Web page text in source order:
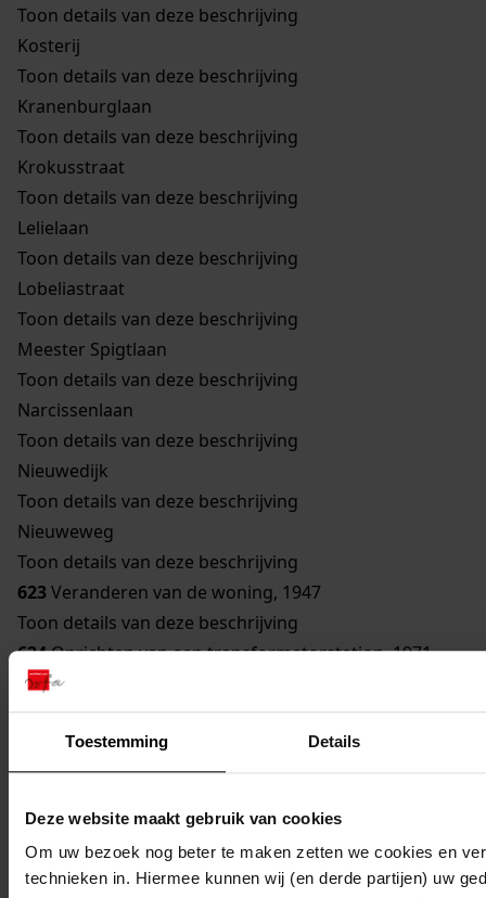
Toestemming Details
Deze website maakt gebruik van cookies
Om uw bezoek nog beter te maken zetten we cookies en
technieken in. Hiermee kunnen wij (en derde partijen) uw
Toon details van deze beschrijving
Kosterij
Toon details van deze beschrijving
Kranenburglaan
Toon details van deze beschrijving
Krokusstraat
Toon details van deze beschrijving
Lelielaan
Toon details van deze beschrijving
Lobeliastraat
Toon details van deze beschrijving
Meester Spigtlaan
Toon details van deze beschrijving
Narcissenlaan
Toon details van deze beschrijving
Nieuwedijk
Toon details van deze beschrijving
Nieuweweg
Toon details van deze beschrijving
623Veranderen van de woning, 1947
Toon details van deze beschrijving
624Oprichten van een transformatorstation, 1971
Toon details van deze beschrijving
625Verbouwen van een gebouw bestemd om te
worden gebruikt als woonhuis, 1929
Toon details van deze beschrijving
Toon details van deze beschrijving
627Veranderen woning, 1962